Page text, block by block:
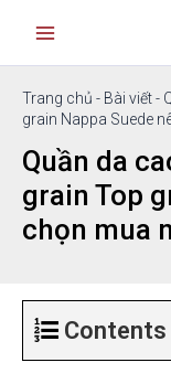
nội
dungTrang chủ - Bài viết-
grain Nappa Suede
Quần da
grain Top
chọn mua
Contents